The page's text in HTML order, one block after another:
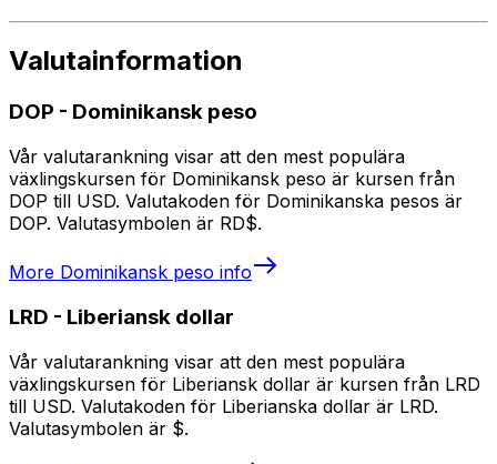
Valutainformation
DOP - Dominikansk peso
Vår valutarankning visar att den mest populära
växlingskursen för Dominikansk peso är kursen från
DOP till USD. Valutakoden för Dominikanska pesos är
DOP. Valutasymbolen är RD$.
More Dominikansk peso info
LRD - Liberiansk dollar
Vår valutarankning visar att den mest populära
växlingskursen för Liberiansk dollar är kursen från LRD
till USD. Valutakoden för Liberianska dollar är LRD.
Valutasymbolen är $.